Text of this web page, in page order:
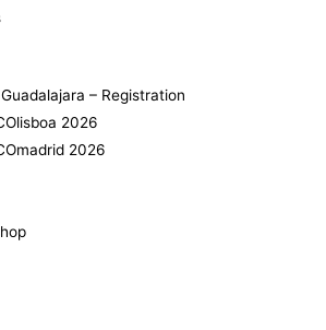
– Registration
2026
2026